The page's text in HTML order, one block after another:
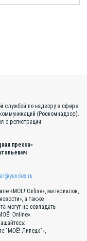
службой по надзору в сфере
(Роскомнадзор).
о регистрации:
пресса»
«МОЁ! Online», материалов,
а также
могут не совпадать
Online».
"МОЁ! Липецк"»,